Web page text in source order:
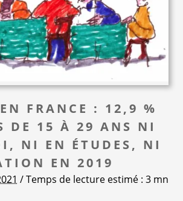
FRANCE : 12,9 %
DE 15 À 29 ANS NI
NI EN ÉTUDES, NI
EN 2019
/ Temps de lecture estimé : 3 mn